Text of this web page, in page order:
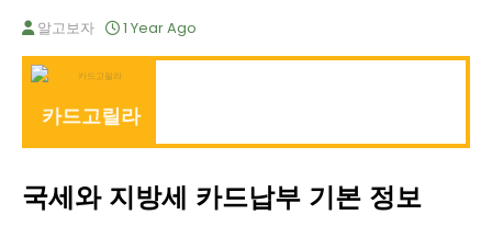
알고보자 1 Year Ago
카드고릴라
국세와 지방세 카드납부 기본 정보